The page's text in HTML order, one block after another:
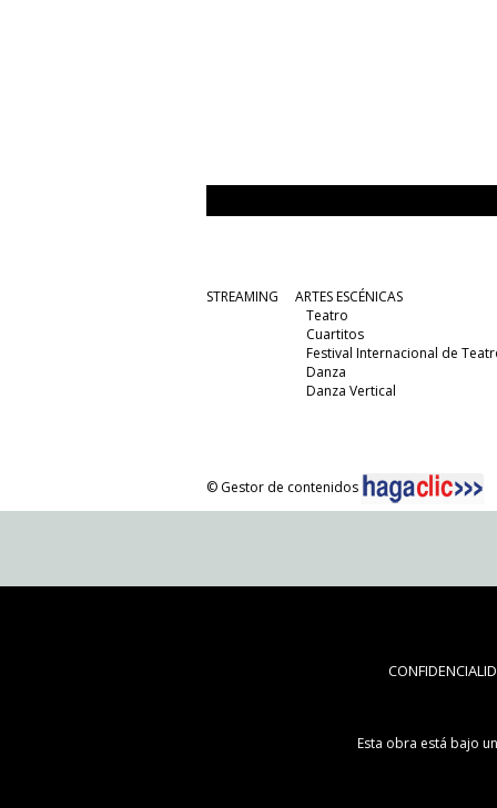
STREAMING
ARTES ESCÉNICAS
Teatro
Cuartitos
Festival Internacional de
Danza
Danza Vertical
© Gestor de contenidos
Esta obra está bajo